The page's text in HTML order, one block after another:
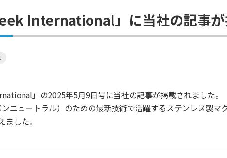
International」に当社の記事が
」の2025年5月9日号に当社の記事が掲載されました。
ンニュートラル）のための最新技術で活躍するステンレス製
ました。